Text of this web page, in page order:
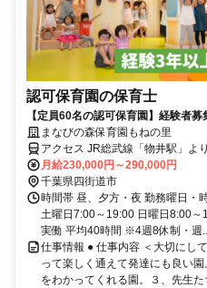
認可保育園の保育士
【定員60名の認可保育園】経験者
♪キャリアアップも充実
まなびの森保育園もねの里
アクセス JR総武線「物井駅」よ
月給230,000円～290,000円
千葉県四街道市
時間帯 昼、夕方・夜 勤務曜日・
土曜日7:00～19:00 日曜日8:00
実働 平均40時間 ※4週8休制・週...
仕事情報 ● 仕事内容 ＜大切にし
って楽しく通えて発達にも良い
をわかってくれる園。３、先生